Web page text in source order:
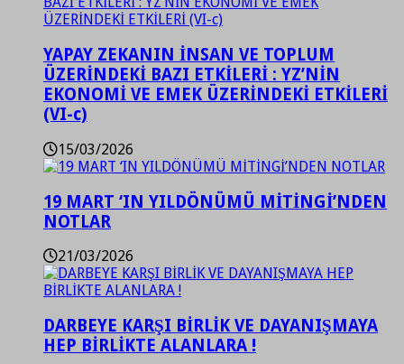
YAPAY ZEKANIN İNSAN VE TOPLUM
ÜZERİNDEKİ BAZI ETKİLERİ : YZ’NİN
EKONOMİ VE EMEK ÜZERİNDEKİ ETKİLERİ
(VI-c)
15/03/2026
19 MART ‘IN YILDÖNÜMÜ MİTİNGİ’NDEN
NOTLAR
21/03/2026
DARBEYE KARŞI BİRLİK VE DAYANIŞMAYA
HEP BİRLİKTE ALANLARA !